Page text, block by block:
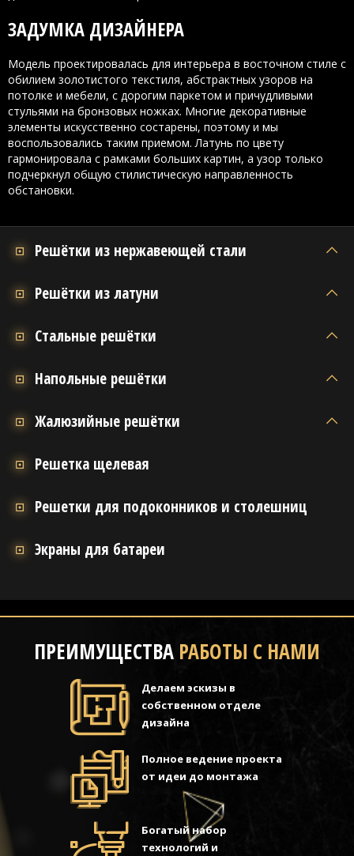
ЗАДУМКА ДИЗАЙНЕРА
Модель проектировалась для интерьера в восточном стиле с
обилием золотистого текстиля, абстрактных узоров на
потолке и мебели, с дорогим паркетом и причудливыми
стульями на бронзовых ножках. Многие декоративные
элементы искусственно состарены, поэтому и мы
воспользовались таким приемом. Латунь по цвету
гармонировала с рамками больших картин, а узор только
подчеркнул общую стилистическую направленность
обстановки.
Решётки из нержавеющей стали
Решётки из латуни
Стальные решётки
Напольные решётки
Жалюзийные решётки
Решетка щелевая
Решетки для подоконников и столешниц
Экраны для батареи
ПРЕИМУЩЕСТВА РАБОТЫ С НАМИ
Делаем эскизы в
собственном отделе
дизайна
Полное ведение проекта
от идеи до монтажа
Богатый набор
технологий и